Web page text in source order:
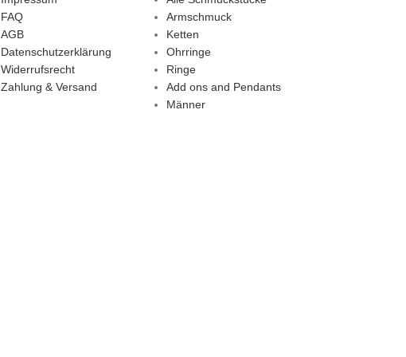
FAQ
AGB
Datenschutzerklärung
Widerrufsrecht
Zahlung & Versand
Armschmuck
Ketten
Ohrringe
Ringe
Add ons and Pendants
Männer